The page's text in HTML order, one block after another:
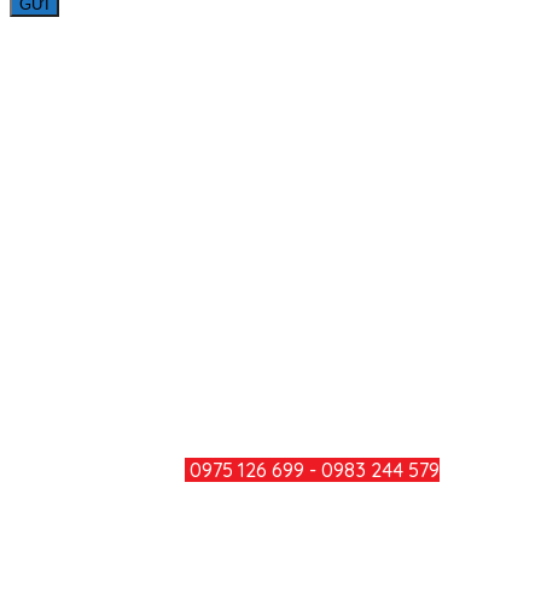
0975 126 699 - 0983 244 579